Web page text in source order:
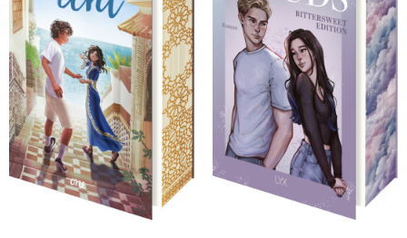
Jayawanth, Mounia
Mit dir bin ich echt
Jayawanth, Mounia
Purple Clouds - Bittersweet